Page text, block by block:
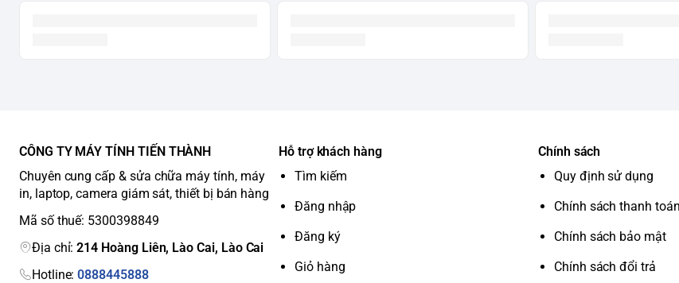
CÔNG TY MÁY TÍNH TIẾN THÀNH
Chuyên cung cấp & sửa chữa máy tính, máy
in, laptop, camera giám sát, thiết bị bán hàng
Mã số thuế: 5300398849
Địa chỉ:214 Hoàng Liên, Lào Cai, Lào Cai
Hotline:0888445888
Hỗ trợ khách hàng
Tìm kiếm
Đăng nhập
Đăng ký
Giỏ hàng
Chính sách
Quy định sử dụng
Chính sách thanh toán
Chính sách bảo mật
Chính sách đổi trả